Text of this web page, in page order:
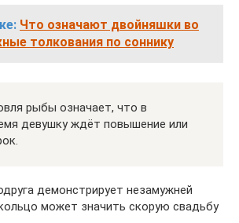
Что означают двойняшки во
толкования по соннику
рыбы означает, что в
девушку ждёт повышение или
демонстрирует незамужней
может значить скорую свадьбу